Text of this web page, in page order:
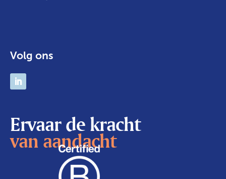
Volg ons
Ervaar de kracht
van aandacht